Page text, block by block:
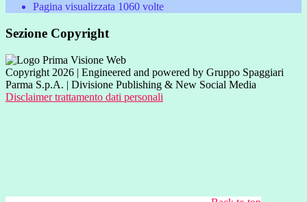
Pagina visualizzata 1060 volte
Sezione Copyright
Copyright 2026 | Engineered and powered by Gruppo Spaggiari
Parma S.p.A. | Divisione Publishing & New Social Media
Disclaimer trattamento dati personali